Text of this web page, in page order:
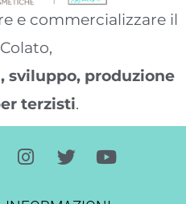
e commercializzare il
sviluppo, produzione
terzisti.
I
n
T
w
Y
o